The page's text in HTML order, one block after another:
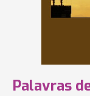
Palavras